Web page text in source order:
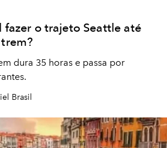
o trajeto Seattle até
dura 35 horas e passa por
Brasil